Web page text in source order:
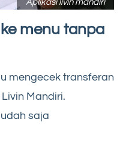
Aplikasi livin mandiri
menu tanpa
mengecek transferan
Mandiri.
saja